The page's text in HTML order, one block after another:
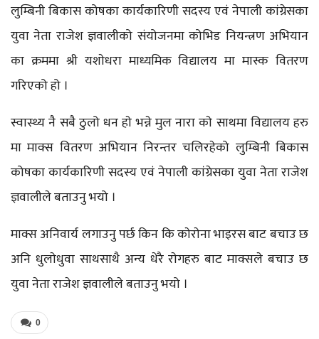
लुम्बिनी बिकास कोषका कार्यकारिणी सदस्य एवं नेपाली कांग्रेसका
युवा नेता राजेश ज्ञवालीको संयोजनमा कोभिड नियन्त्रण अभियान
का क्रममा श्री यशाेधरा माध्यमिक विद्यालय मा मास्क वितरण
गरिएको हो ।
स्वास्थ्य नै सबै ठुलो धन हाे भन्ने मुल नारा काे साथमा विद्यालय हरु
मा माक्स वितरण अभियान निरन्तर चलिरहेको लुम्बिनी बिकास
कोषका कार्यकारिणी सदस्य एवं नेपाली कांग्रेसका युवा नेता राजेश
ज्ञवालीले बताउनु भयो ।
माक्स अनिवार्य लगाउनु पर्छ किन कि काेराेना भाइरस बाट बचाउ छ
अनि धुलाेधुवा साथसाथै अन्य धेरै राेगहरु बाट माक्सले बचाउ छ
युवा नेता राजेश ज्ञवालीले बताउनु भयो ।
0